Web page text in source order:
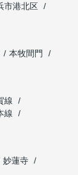
市港北区
本牧間門
線
線
妙蓮寺